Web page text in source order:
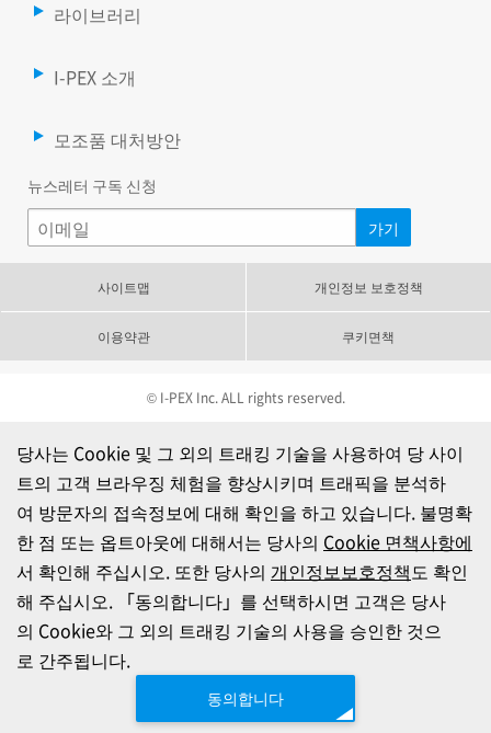
라이브러리
I-PEX 소개
모조품 대처방안
뉴스레터 구독 신청
사이트맵 개인정보 보호정책
이용약관 쿠키면책
© I-PEX Inc. ALL rights reserved.
당사는 Cookie 및 그 외의 트래킹 기술을 사용하여 당 사이
트의 고객 브라우징 체험을 향상시키며 트래픽을 분석하
여 방문자의 접속정보에 대해 확인을 하고 있습니다. 불명확
한 점 또는 옵트아웃에 대해서는 당사의 Cookie 면책사항에
서 확인해 주십시오. 또한 당사의 개인정보보호정책도 확인
해 주십시오. 「동의합니다」를 선택하시면 고객은 당사
의 Cookie와 그 외의 트래킹 기술의 사용을 승인한 것으
로 간주됩니다.
동의합니다